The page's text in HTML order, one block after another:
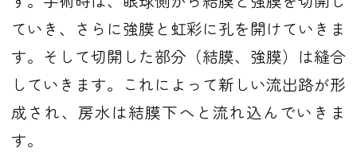
ていき、さらに強膜と虹彩に孔を開けていきま
す。そして切開した部分（結膜、強膜）は縫合
していきます。これによって新しい流出路が形
成され、房水は結膜下へと流れ込んでいきま
す。